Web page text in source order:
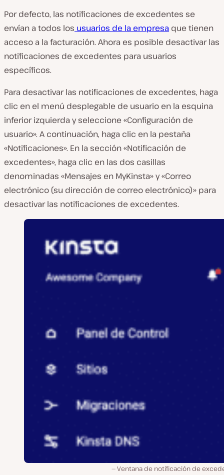
Por defecto, las notificaciones de excedentes se
envían a todos los usuarios de la empresa que tienen
acceso a la facturación. Ahora es posible desactivar las
notificaciones de excedentes para usuarios
específicos.
Para desactivar las notificaciones de excedentes, haga
clic en el menú desplegable de usuario en la esquina
inferior izquierda y seleccione «Configuración de
usuario». A continuación, haga clic en la pestaña
«Notificaciones». En la sección «Notificación de
excedentes», haga clic en las dos casillas
denominadas «Mensajes en MyKinsta» y «Correo
electrónico (su dirección de correo electrónico)» para
desactivar las notificaciones de excedentes.
Ventana de notificación de